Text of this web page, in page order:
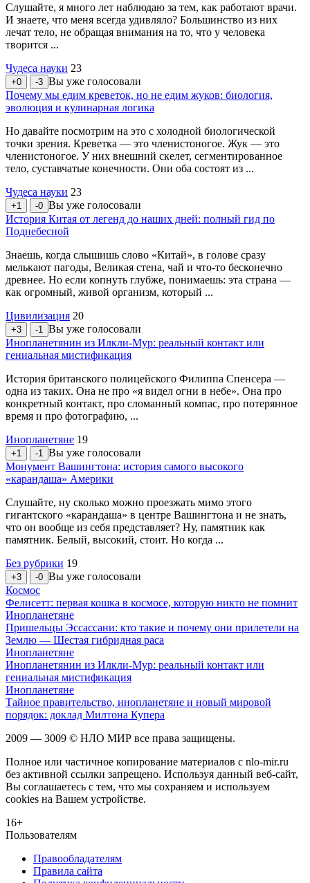
Слушайте, я много лет наблюдаю за тем, как работают врачи.
И знаете, что меня всегда удивляло? Большинство из них
лечат тело, не обращая внимания на то, что у человека
творится ...
Чудеса науки 23
+0 -3 Вы уже голосовали
Почему мы едим креветок, но не едим жуков: биология,
эволюция и кулинарная логика
Но давайте посмотрим на это с холодной биологической
точки зрения. Креветка — это членистоногое. Жук — это
членистоногое. У них внешний скелет, сегментированное
тело, суставчатые конечности. Они оба состоят из ...
Чудеса науки 23
+1 -0 Вы уже голосовали
История Китая от легенд до наших дней: полный гид по
Поднебесной
Знаешь, когда слышишь слово «Китай», в голове сразу
мелькают пагоды, Великая стена, чай и что-то бесконечно
древнее. Но если копнуть глубже, понимаешь: эта страна —
как огромный, живой организм, который ...
Цивилизация 20
+3 -1
Вы уже голосовали
Инопланетянин из Илкли-Мур: реальный контакт или
гениальная мистификация
История британского полицейского Филиппа Спенсера —
одна из таких. Она не про «я видел огни в небе». Она про
конкретный контакт, про сломанный компас, про потерянное
время и про фотографию, ...
Инопланетяне 19
+1 -1
Вы уже голосовали
Монумент Вашингтона: история самого высокого
«карандаша» Америки
Слушайте, ну сколько можно проезжать мимо этого
гигантского «карандаша» в центре Вашингтона и не знать,
что он вообще из себя представляет? Ну, памятник как
памятник. Белый, высокий, стоит. Но когда ...
Без рубрики 19
+3 -0 Вы уже голосовали
Космос
Фелисетт: первая кошка в космосе, которую никто не помнит
Инопланетяне
Пришельцы Эссассани: кто такие и почему они прилетели на
Землю — Шестая гибридная раса
Инопланетяне
Инопланетянин из Илкли-Мур: реальный контакт или
гениальная мистификация
Инопланетяне
Тайное правительство, инопланетяне и новый мировой
порядок: доклад Милтона Купера
2009 — 3009 © НЛО МИР все права защищены.
Полное или частичное копирование материалов с nlo-mir.ru
без активной ссылки запрещено. Используя данный веб-сайт,
Вы соглашаетесь с тем, что мы сохраняем и используем
cookies на Вашем устройстве.
16+
Пользователям
Правообладателям
Правила сайта